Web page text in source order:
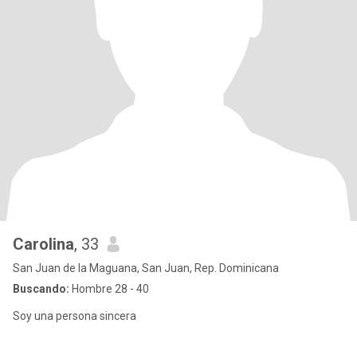
Carolina, 33
San Juan de la Maguana, San Juan, Rep. Dominicana
Buscando: Hombre 28 - 40
Soy una persona sincera